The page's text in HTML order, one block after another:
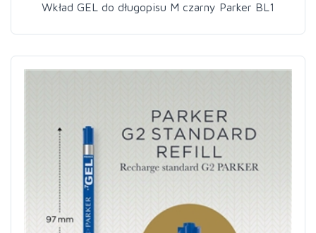
Wkład GEL do długopisu M czarny Parker BL1